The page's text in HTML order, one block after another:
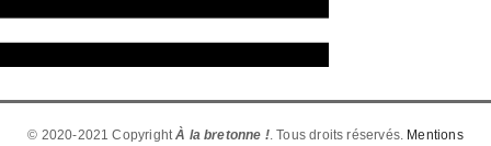
© 2020-2021 CopyrightÀ la bretonne !. Tous droits réservés. Mentions